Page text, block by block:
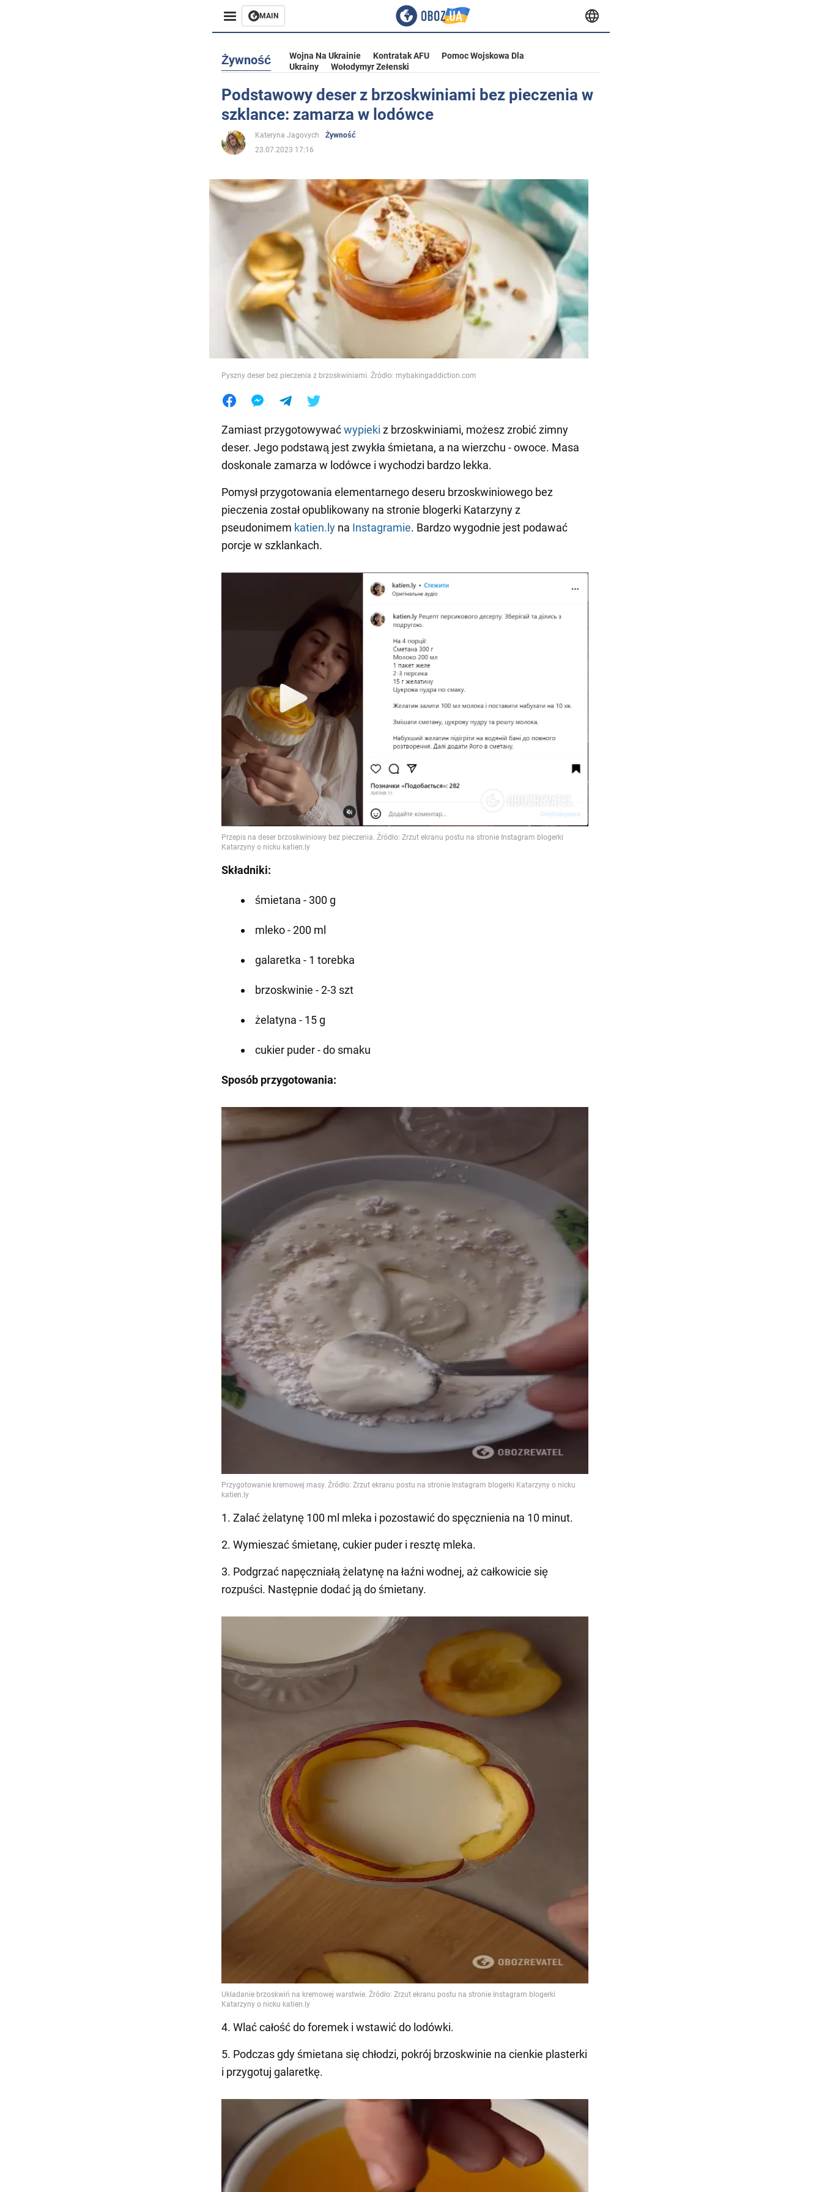
MAIN
Rozrywka
Życie
Społeczeństwo
Wojna na Ukrainie
Świat
Jedzenie
Żywność Wojna Na Ukrainie Kontratak AFU
Pomoc Wojskowa Dla
Ukrainy
Wołodymyr Zełenski
Podstawowy deser z brzoskwiniami bez pieczenia w
szklance: zamarza w lodówce
Kateryna Jagovych
Żywność
23.07.2023 17:16
Pyszny deser bez pieczenia z brzoskwiniami. Źródło: mybakingaddiction.com
Zamiast przygotowywaćwypieki z brzoskwiniami, możesz zrobić zimny
deser. Jego podstawą jest zwykła śmietana, a na wierzchu - owoce. Masa
doskonale zamarza w lodówce i wychodzi bardzo lekka.
Pomysł przygotowania elementarnego deseru brzoskwiniowego bez
pieczenia został opublikowany na stronie blogerki Katarzyny z
pseudonimem katien.ly na Instagramie. Bardzo wygodnie jest podawać
porcje w szklankach.
Składniki:
śmietana - 300 g
mleko - 200 ml
galaretka - 1 torebka
brzoskwinie - 2-3 szt
żelatyna - 15 g
cukier puder - do smaku
Sposób przygotowania:
1. Zalać żelatynę 100 ml mleka i pozostawić do spęcznienia na 10 minut.
2. Wymieszać śmietanę, cukier puder i resztę mleka.
3. Podgrzać napęczniałą żelatynę na łaźni wodnej, aż całkowicie się
rozpuści. Następnie dodać ją do śmietany.
4. Wlać całość do foremek i wstawić do lodówki.
5. Podczas gdy śmietana się chłodzi, pokrój brzoskwinie na cienkie plasterki
i przygotuj galaretkę.